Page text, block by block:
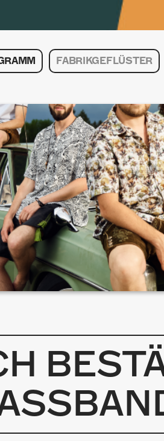
FABRIKGEFLÜSTER